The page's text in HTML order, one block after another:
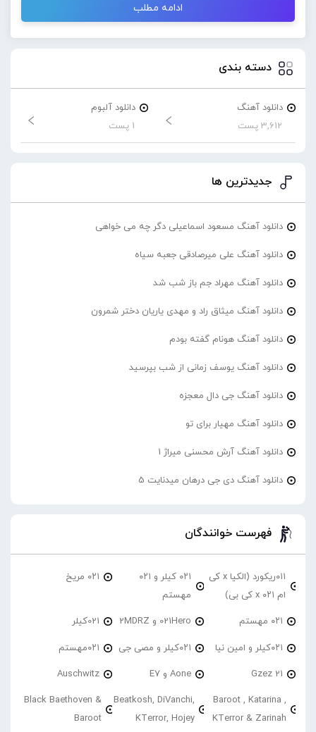
ادامه مطلب
دسته بندی
دانلود آهنگ
3,612 پست
دانلود آلبوم
1 پست
جدیدترین ها
دانلود آهنگ مسعود اسماعیلی دگر چه می خواهی
دانلود آهنگ علی میرصادقی جعبه سیاه
دانلود آهنگ مهراد جم باز شب شد
دانلود آهنگ میثاق راد و مهدی یاریان دختر شمرون
دانلود آهنگ هونام گفته بودم
دانلود آهنگ یوسف زمانی از شب بپرسید
دانلود آهنگ جی دال معجزه
دانلود آهنگ مهیار برای تو
دانلود آهنگ آرش محسنی میراژ 1
دانلود آهنگ دی جی درهان میدنایت 5
فهرست خوانندگان
۰۱۱ریکورد (الکیا x کی
ام ۰۲۱ x کی بی)
۰۲۱ کیلر و ۰۲۱
مهستم
۰۲۱ مریخ
۰۲۱ مهستم 021Hero و 2MDRZ 021کیلر
۰۲۱کیلر و امین نیا ۰۲۱کیلر و مصی جی ۰۲۱مهستم
21 Gzez Aone و E7 Auschwitz
Baroot , Katarina ,
KTerror & Zarinah
Beatkosh, DiVanchi,
KTerror, Hojey
Black Baethoven &
Baroot